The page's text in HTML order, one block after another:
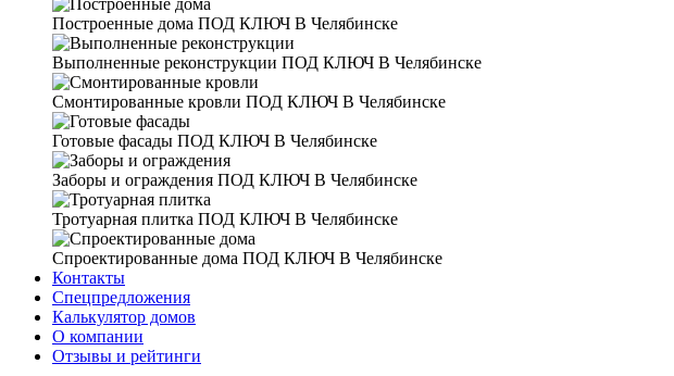
Построенные дома ПОД КЛЮЧ В Челябинске
Выполненные реконструкции ПОД КЛЮЧ В Челябинске
Смонтированные кровли ПОД КЛЮЧ В Челябинске
Готовые фасады ПОД КЛЮЧ В Челябинске
Заборы и ограждения ПОД КЛЮЧ В Челябинске
Тротуарная плитка ПОД КЛЮЧ В Челябинске
Спроектированные дома ПОД КЛЮЧ В Челябинске
Контакты
Спецпредложения
Калькулятор домов
О компании
Отзывы и рейтинги